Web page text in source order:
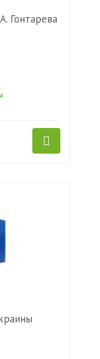
Гонтарева